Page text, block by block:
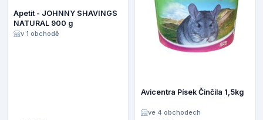
Apetit - JOHNNY SHAVINGS
NATURAL 900 g
v 1 obchodě
Avicentra Písek Činčila 1,5kg
ve 4 obchodech